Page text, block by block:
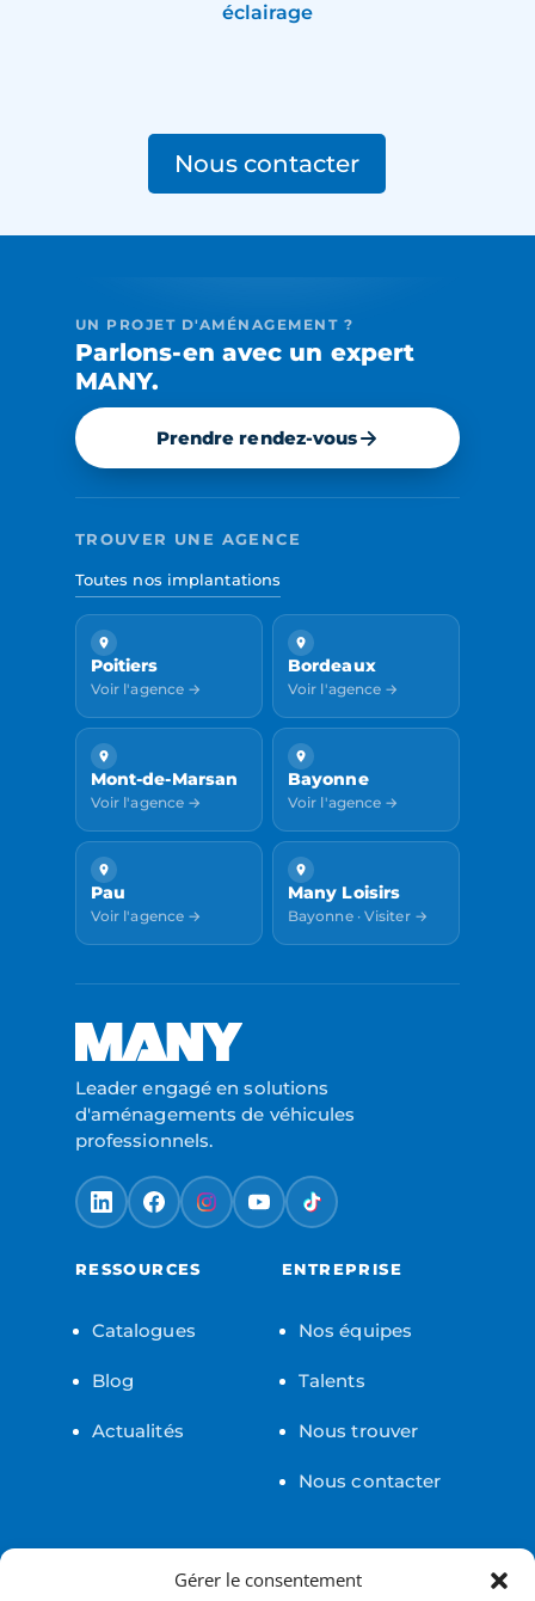
Gérer le consentement
éclairage
Nous contacter
Prendre rendez-vous
UN PROJET D'AMÉNAGEMENT ?
Parlons-en avec un expert
MANY.
TROUVER UNE AGENCE
Toutes nos implantations
Poitiers
Voir l'agence →
Bordeaux
Voir l'agence →
Mont-de-Marsan
Voir l'agence →
Bayonne
Voir l'agence →
Pau
Voir l'agence →
Many Loisirs
Bayonne · Visiter →
Leader engagé en solutions
d'aménagements de véhicules
professionnels.
RESSOURCES
Catalogues
Blog
Actualités
ENTREPRISE
Nos équipes
Talents
Nous trouver
Nous contacter